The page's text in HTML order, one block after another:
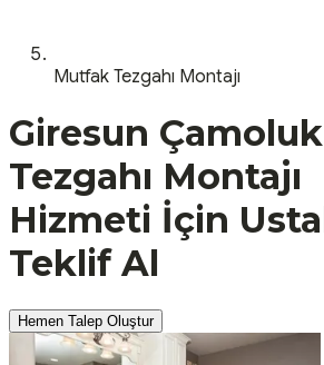
Mutfak Tezgahı Montajı
Giresun Çamoluk
Tezgahı Montajı
Hizmeti İçin
Teklif Al
Hemen Talep Oluştur